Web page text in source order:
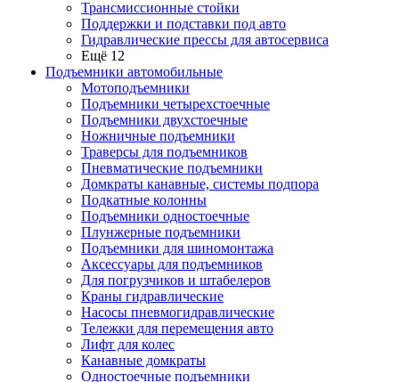
Трансмиссионные стойки
Поддержки и подставки под авто
Гидравлические прессы для автосервиса
Ещё 12
Подъемники автомобильные
Мотоподъемники
Подъемники четырехстоечные
Подъемники двухстоечные
Ножничные подъемники
Траверсы для подъемников
Пневматические подъемники
Домкраты канавные, системы подпора
Подкатные колонны
Подъемники одностоечные
Плунжерные подъемники
Подъемники для шиномонтажа
Аксессуары для подъемников
Для погрузчиков и штабелеров
Краны гидравлические
Насосы пневмогидравлические
Тележки для перемещения авто
Лифт для колес
Канавные домкраты
Одностоечные подъемники